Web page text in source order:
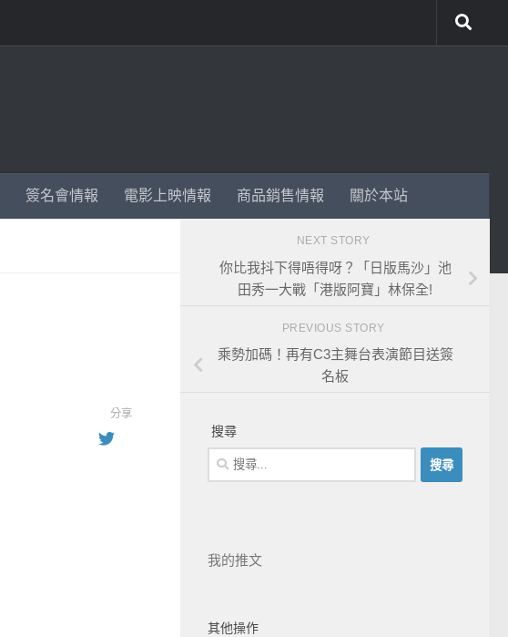
簽名會情報 電影上映情報 商品銷售情報 關於本站
分享
NEXT STORY
你比我抖下得唔得呀？「日版馬沙」池
田秀一大戰「港版阿寶」林保全!
PREVIOUS STORY
乘勢加碼！再有C3主舞台表演節目送簽
名板
搜尋
我的推文
其他操作